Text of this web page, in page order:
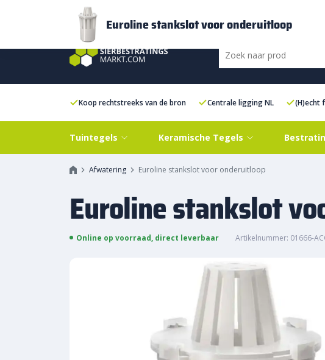
Bezorging
Koop rechtstreeks van de bron Centrale ligging NL (H)echt
Tuintegels Keramische Tegels
Afwatering Euroline stankslot voor onderuitloop
Euroline stankslot
Online op voorraad, direct leverbaar Artikelnummer: 01666-
Euroline stankslot voor onderuitloop